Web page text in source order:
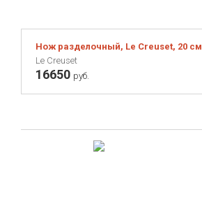
Нож разделочный, Le Creuset, 20 см
Le Creuset
16650 руб.